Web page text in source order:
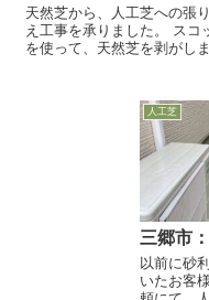
天然芝から、人工芝への張
え工事を承りました。 スコップ
を使って、天然芝を剥がしま
転圧（締め固める）します
人工芝
三郷市
以前に砂
いたお客